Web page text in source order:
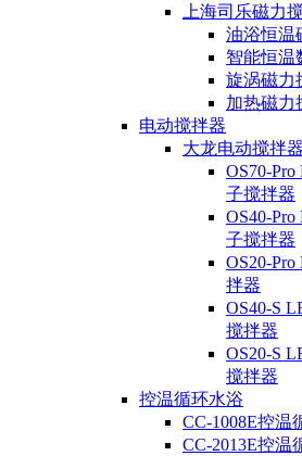
上海司乐磁力
油浴恒温
智能恒温
旋涡磁力
加热磁力
电动搅拌器
大龙电动搅拌器
OS70-
子搅拌器
OS40-
子搅拌器
OS20-
拌器
OS40-S
搅拌器
OS20-S
搅拌器
控温循环水浴
CC-1008E控温
CC-2013E控温